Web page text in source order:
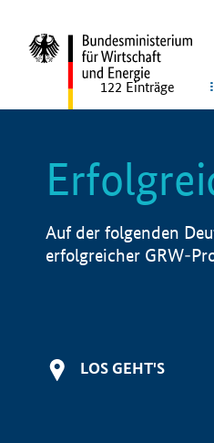
122 Einträge
Auf der folgenden
erfolgreicher GRW-
LOS GEHT'S